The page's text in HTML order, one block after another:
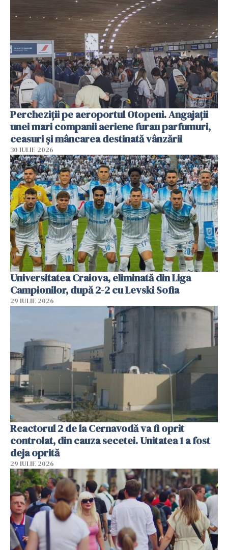
Percheziții pe aeroportul Otopeni. Angajații
unei mari companii aeriene furau parfumuri,
ceasuri și mâncarea destinată vânzării
30 IULIE 2026
Universitatea Craiova, eliminată din Liga
Campionilor, după 2-2 cu Levski Sofia
29 IULIE 2026
Reactorul 2 de la Cernavodă va fi oprit
controlat, din cauza secetei. Unitatea 1 a fost
deja oprită
29 IULIE 2026